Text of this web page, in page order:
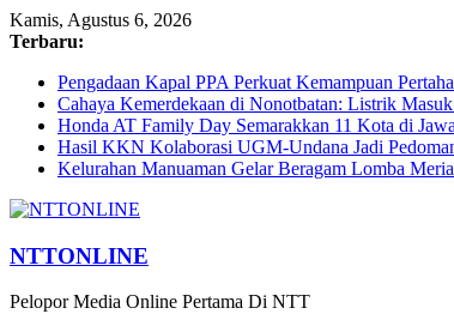
Kamis, Agustus 6, 2026
Terbaru:
Pengadaan Kapal PPA Perkuat Kemampuan
Cahaya Kemerdekaan di Nonotbatan: Listrik
Honda AT Family Day Semarakkan 11 Kota di
Hasil KKN Kolaborasi UGM-Undana Jadi
Kelurahan Manuaman Gelar Beragam Lomba
NTTONLINE
Pelopor Media Online Pertama Di NTT